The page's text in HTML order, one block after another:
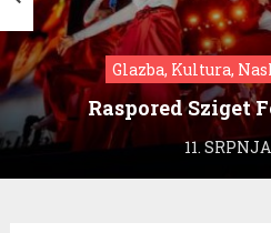
Glazba, Kultura,
Raspored Sziget
11.